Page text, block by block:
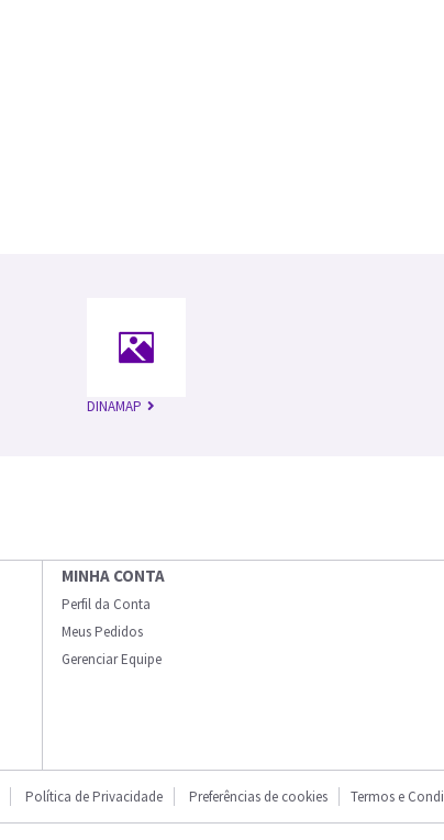
DINAMAP
MINHA CONTA
Perfil da Conta
Meus Pedidos
Gerenciar Equipe
Política de Privacidade Preferências de cookies Termos e